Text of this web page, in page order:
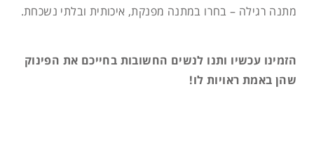
מתנה רגילה – בחרו במתנה מפנקת, איכותית ובלתי נשכחת.
הזמינו עכשיו ותנו לנשים החשובות בחייכם את הפינוק
שהן באמת ראויות לו!